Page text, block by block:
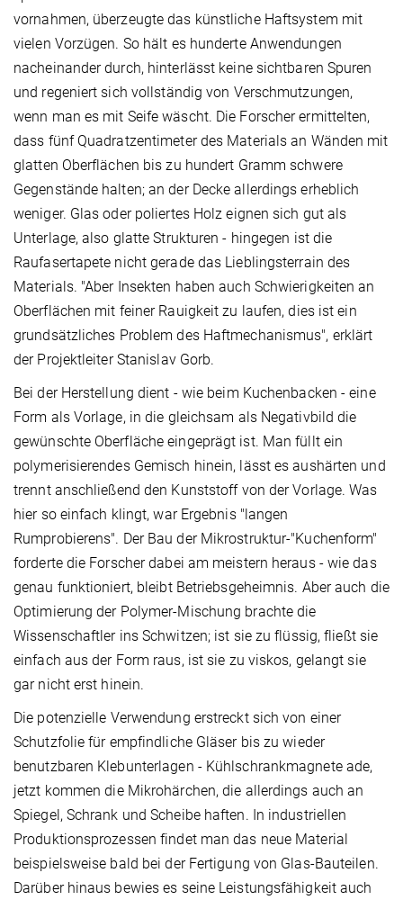
vornahmen, überzeugte das künstliche Haftsystem mit
vielen Vorzügen. So hält es hunderte Anwendungen
nacheinander durch, hinterlässt keine sichtbaren Spuren
und regeniert sich vollständig von Verschmutzungen,
wenn man es mit Seife wäscht. Die Forscher ermittelten,
dass fünf Quadratzentimeter des Materials an Wänden mit
glatten Oberflächen bis zu hundert Gramm schwere
Gegenstände halten; an der Decke allerdings erheblich
weniger. Glas oder poliertes Holz eignen sich gut als
Unterlage, also glatte Strukturen - hingegen ist die
Raufasertapete nicht gerade das Lieblingsterrain des
Materials. "Aber Insekten haben auch Schwierigkeiten an
Oberflächen mit feiner Rauigkeit zu laufen, dies ist ein
grundsätzliches Problem des Haftmechanismus", erklärt
der Projektleiter Stanislav Gorb.
Bei der Herstellung dient - wie beim Kuchenbacken - eine
Form als Vorlage, in die gleichsam als Negativbild die
gewünschte Oberfläche eingeprägt ist. Man füllt ein
polymerisierendes Gemisch hinein, lässt es aushärten und
trennt anschließend den Kunststoff von der Vorlage. Was
hier so einfach klingt, war Ergebnis "langen
Rumprobierens". Der Bau der Mikrostruktur-"Kuchenform"
forderte die Forscher dabei am meistern heraus - wie das
genau funktioniert, bleibt Betriebsgeheimnis. Aber auch die
Optimierung der Polymer-Mischung brachte die
Wissenschaftler ins Schwitzen; ist sie zu flüssig, fließt sie
einfach aus der Form raus, ist sie zu viskos, gelangt sie
gar nicht erst hinein.
Die potenzielle Verwendung erstreckt sich von einer
Schutzfolie für empfindliche Gläser bis zu wieder
benutzbaren Klebunterlagen - Kühlschrankmagnete ade,
jetzt kommen die Mikrohärchen, die allerdings auch an
Spiegel, Schrank und Scheibe haften. In industriellen
Produktionsprozessen findet man das neue Material
beispielsweise bald bei der Fertigung von Glas-Bauteilen.
Darüber hinaus bewies es seine Leistungsfähigkeit auch